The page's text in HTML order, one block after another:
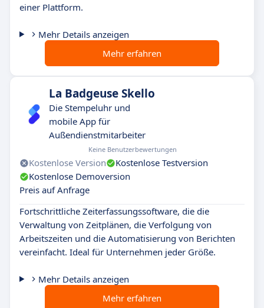
einer Plattform.
Mehr Details anzeigen
Mehr erfahren
La Badgeuse Skello
Die Stempeluhr und
mobile App für
Außendienstmitarbeiter
Keine Benutzerbewertungen
Kostenlose Version
Kostenlose Testversion
Kostenlose Demoversion
Preis auf Anfrage
Fortschrittliche Zeiterfassungssoftware, die die
Verwaltung von Zeitplänen, die Verfolgung von
Arbeitszeiten und die Automatisierung von Berichten
vereinfacht. Ideal für Unternehmen jeder Größe.
Mehr Details anzeigen
Mehr erfahren